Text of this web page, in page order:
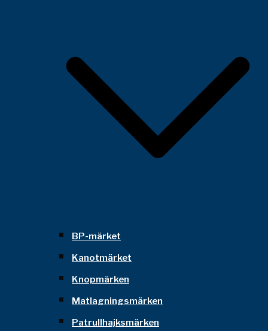
BP-märket
Kanotmärket
Knopmärken
Matlagningsmärken
Patrullhajksmärken